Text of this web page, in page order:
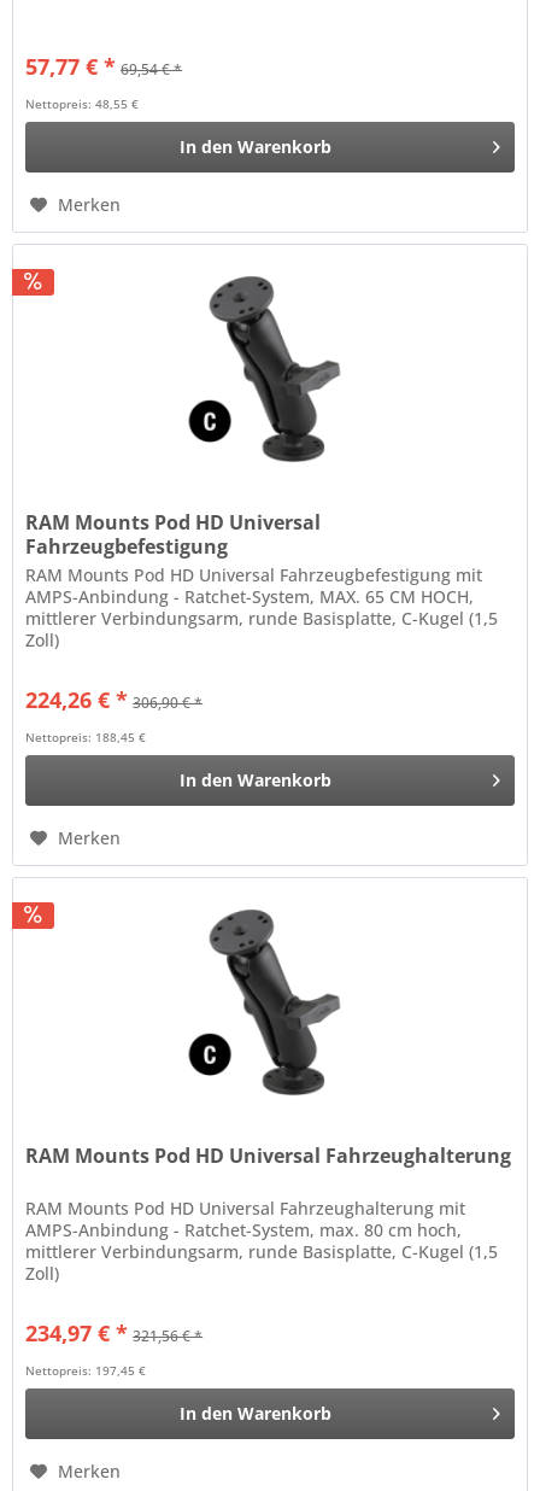
57,77 € * 69,54 € *
Nettopreis: 48,55 €
In den Warenkorb
Merken
RAM Mounts Pod HD Universal
Fahrzeugbefestigung
RAM Mounts Pod HD Universal Fahrzeugbefestigung mit
AMPS-Anbindung - Ratchet-System, MAX. 65 CM HOCH,
mittlerer Verbindungsarm, runde Basisplatte, C-Kugel (1,5
Zoll)
224,26 € * 306,90 € *
Nettopreis: 188,45 €
In den Warenkorb
Merken
RAM Mounts Pod HD Universal Fahrzeughalterung
RAM Mounts Pod HD Universal Fahrzeughalterung mit
AMPS-Anbindung - Ratchet-System, max. 80 cm hoch,
mittlerer Verbindungsarm, runde Basisplatte, C-Kugel (1,5
Zoll)
234,97 € * 321,56 € *
Nettopreis: 197,45 €
In den Warenkorb
Merken